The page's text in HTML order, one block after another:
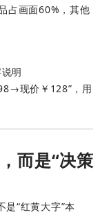
占画面60%，其他
明
现价￥128”，用
而是“决策
“红黄大字”本